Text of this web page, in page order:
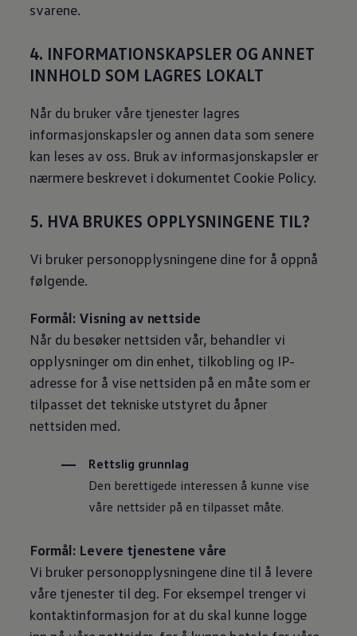
svarene.
4. INFORMATIONSKAPSLER OG ANNET
INNHOLD SOM LAGRES LOKALT
Når du bruker våre tjenester lagres
informasjonskapsler og annen data som senere
kan leses av oss. Bruk av informasjonskapsler er
nærmere beskrevet i dokumentet Cookie Policy.
5. HVA BRUKES OPPLYSNINGENE TIL?
Vi bruker personopplysningene dine for å oppnå
følgende.
Formål: Visning av nettside
Når du besøker nettsiden vår, behandler vi
opplysninger om din enhet, tilkobling og IP-
adresse for å vise nettsiden på en måte som er
tilpasset det tekniske utstyret du åpner
nettsiden med.
Rettslig grunnlag
Den berettigede interessen å kunne vise
våre nettsider på en tilpasset måte.
Formål: Levere tjenestene våre
Vi bruker personopplysningene dine til å levere
våre tjenester til deg. For eksempel trenger vi
kontaktinformasjon for at du skal kunne logge